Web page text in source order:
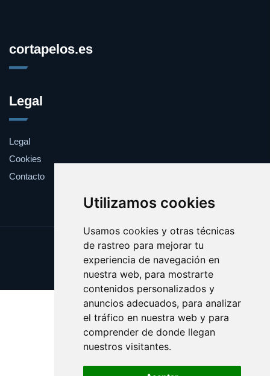
Utilizamos cookies
Usamos cookies y otras técnicas
de rastreo para mejorar tu
experiencia de navegación en
nuestra web, para mostrarte
contenidos personalizados y
anuncios adecuados, para analizar
el tráfico en nuestra web y para
comprender de donde llegan
nuestros visitantes.
cortapelos.es
Legal
Legal
Cookies
Contacto
Update cookies preferences
Copyright © 2025 cortapelos.es